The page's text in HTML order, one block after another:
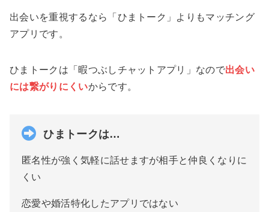
出会いを重視するなら「ひまトーク」よりもマッチング
アプリです。
ひまトークは「暇つぶしチャットアプリ」なので出会い
には繋がりにくいからです。
ひまトークは…
匿名性が強く気軽に話せますが相手と仲良くなりに
くい
恋愛や婚活特化したアプリではない